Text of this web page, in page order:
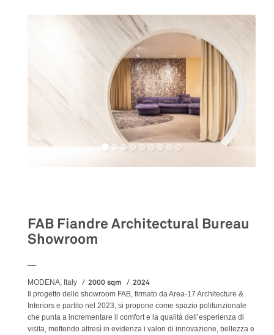
FAB Fiandre Architectural Bureau
Showroom
MODENA, Italy 2000 sqm 2024
Il progetto dello showroom FAB, firmato da Area-17 Architecture &
Interiors e partito nel 2023, si propone come spazio polifunzionale
che punta a incrementare il comfort e la qualità dell’esperienza di
visita, mettendo altresì in evidenza i valori di innovazione, bellezza e